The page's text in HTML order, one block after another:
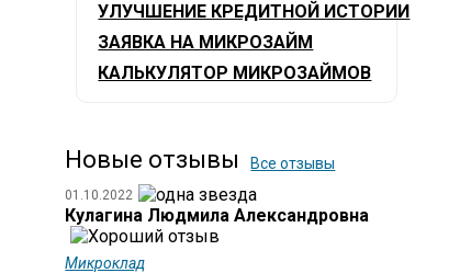
УЛУЧШЕНИЕ КРЕДИТНОЙ ИСТОРИИ
ЗАЯВКА НА МИКРОЗАЙМ
КАЛЬКУЛЯТОР МИКРОЗАЙМОВ
Новые отзывы Все отзывы
01.10.2022
Кулагина Людмила Александровна
Микроклад